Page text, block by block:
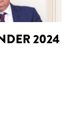
2024